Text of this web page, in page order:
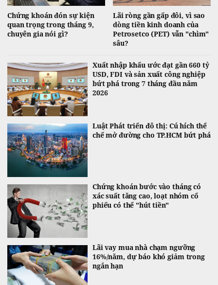
Chứng khoán đón sự kiện
quan trọng trong tháng 9,
chuyên gia nói gì?
Lãi ròng gần gấp đôi, vì sao
dòng tiền kinh doanh của
Petrosetco (PET) vẫn "chìm"
sâu?
Xuất nhập khẩu ước đạt gần 660 tỷ
USD, FDI và sản xuất công nghiệp
bứt phá trong 7 tháng đầu năm
2026
Luật Phát triển đô thị: Cú hích thể
chế mở đường cho TP.HCM bứt phá
Chứng khoán bước vào tháng có
xác suất tăng cao, loạt nhóm cổ
phiếu có thể "hút tiền"
Lãi vay mua nhà chạm ngưỡng
16%/năm, dự báo khó giảm trong
ngắn hạn